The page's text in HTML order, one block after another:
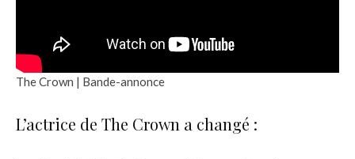
The Crown | Bande-annonce
L’actrice de The Crown a changé :